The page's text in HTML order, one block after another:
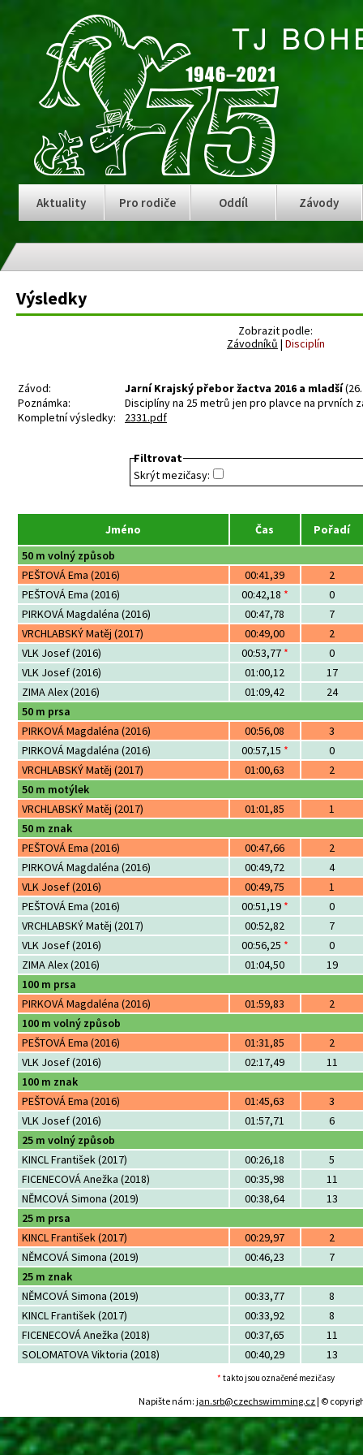
Aktuality Pro rodiče Oddíl Závody
Výsledky
Zobrazit podle:
Závodníků | Disciplín
Závod: Jarní Krajský přebor žactva 2016 a mladší(26.
Poznámka:
Disciplíny na 25 metrů jen pro plavce na prvních
Kompletní výsledky:
2331.pdf
Filtrovat
Skrýt mezičasy:
Jméno Čas
Pořadí
50 m volný způsob
PEŠTOVÁ Ema (2016)
00:41,39
2
PEŠTOVÁ Ema (2016)
00:42,18 *
0
PIRKOVÁ Magdaléna (2016)
00:47,78
7
VRCHLABSKÝ Matěj (2017)
00:49,00
2
VLK Josef (2016)
00:53,77 *
0
VLK Josef (2016)
01:00,12
17
ZIMA Alex (2016)
01:09,42
24
50 m prsa
PIRKOVÁ Magdaléna (2016)
00:56,08
3
PIRKOVÁ Magdaléna (2016)
00:57,15 *
0
VRCHLABSKÝ Matěj (2017)
01:00,63
2
50 m motýlek
VRCHLABSKÝ Matěj (2017)
01:01,85
1
50 m znak
PEŠTOVÁ Ema (2016)
00:47,66
2
PIRKOVÁ Magdaléna (2016)
00:49,72
4
VLK Josef (2016)
00:49,75
1
PEŠTOVÁ Ema (2016)
00:51,19 *
0
VRCHLABSKÝ Matěj (2017)
00:52,82
7
VLK Josef (2016)
00:56,25 *
0
ZIMA Alex (2016)
01:04,50
19
100 m prsa
PIRKOVÁ Magdaléna (2016)
01:59,83
2
100 m volný způsob
PEŠTOVÁ Ema (2016)
01:31,85
2
VLK Josef (2016)
02:17,49
11
100 m znak
PEŠTOVÁ Ema (2016)
01:45,63
3
VLK Josef (2016)
01:57,71
6
25 m volný způsob
KINCL František (2017)
00:26,18
5
FICENECOVÁ Anežka (2018)
00:35,98
11
NĚMCOVÁ Simona (2019)
00:38,64
13
25 m prsa
KINCL František (2017)
00:29,97
2
NĚMCOVÁ Simona (2019)
00:46,23
7
25 m znak
NĚMCOVÁ Simona (2019)
00:33,77
8
KINCL František (2017)
00:33,92
8
FICENECOVÁ Anežka (2018)
00:37,65
11
SOLOMATOVA Viktoria (2018)
00:40,29 13
* takto jsou označené mezičasy
Napište nám:jan.srb@czechswimming.cz| ©